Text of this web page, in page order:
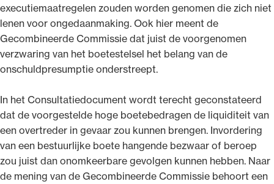
executiemaatregelen zouden worden genomen die zich niet
lenen voor ongedaanmaking. Ook hier meent de
Gecombineerde Commissie dat juist de voorgenomen
verzwaring van het boetestelsel het belang van de
onschuldpresumptie onderstreept.
In het Consultatiedocument wordt terecht geconstateerd
dat de voorgestelde hoge boetebedragen de liquiditeit van
een overtreder in gevaar zou kunnen brengen. Invordering
van een bestuurlijke boete hangende bezwaar of beroep
zou juist dan onomkeerbare gevolgen kunnen hebben. Naar
de mening van de Gecombineerde Commissie behoort een